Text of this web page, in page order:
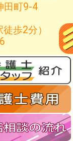
田町9-4
歩2分）